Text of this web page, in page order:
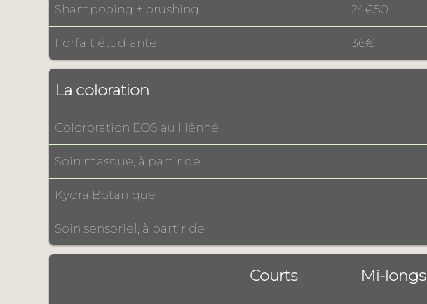
Shampooing + brushing 24€50
Forfait étudiante 36€
La coloration
Colororation EOS au Hénné
Soin masque, à partir de
Kydra Botanique
Soin sensoriel, à partir de
Courts Mi-longs